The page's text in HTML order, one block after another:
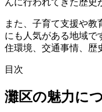
また、子育て支援や教
にも人気がある地域で
住環境、交通事情、歴
目次
灘区の魅力に